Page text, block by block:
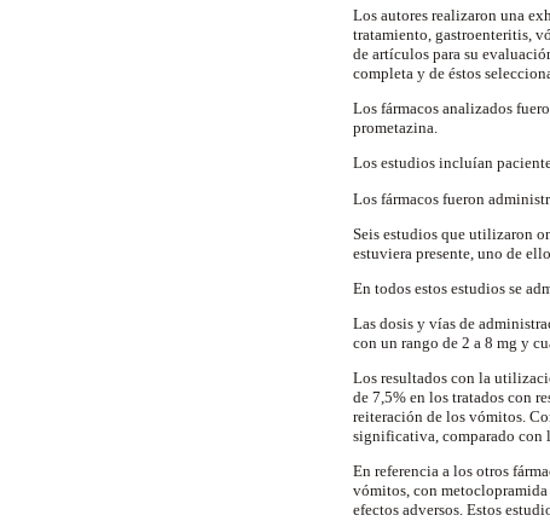
Los autores realizaron una
tratamiento, gastroenteritis,
de artículos para su
completa y de éstos
Los fármacos analizados
prometazina.
Los estudios incluían
Los fármacos fueron
Seis estudios que utilizaron
estuviera presente, uno de
En todos estos estudios se
Las dosis y vías de
con un rango de 2 a 8 mg y
Los resultados con la
de 7,5% en los tratados con
reiteración de los vómitos.
significativa, comparado con
En referencia a los otros
vómitos, con metoclopramida
efectos adversos. Estos